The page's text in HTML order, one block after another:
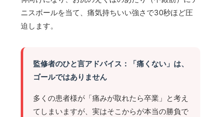
ニスボールを当て、痛気持ちいい強さで30秒ほど圧
迫します。
監修者のひと言アドバイス：「痛くない」は、
ゴールではありません
多くの患者様が「痛みが取れたら卒業」と考え
てしまいますが、実はそこからが本当の勝負で